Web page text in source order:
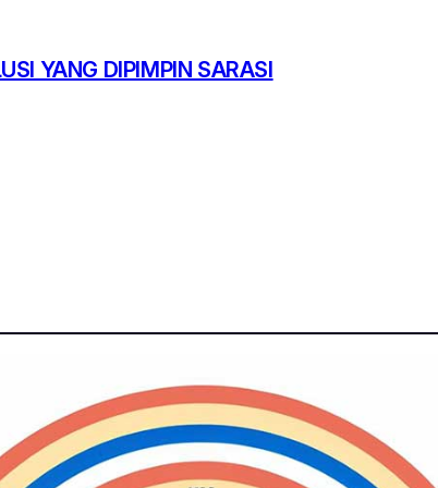
YANG DIPIMPIN SARASI